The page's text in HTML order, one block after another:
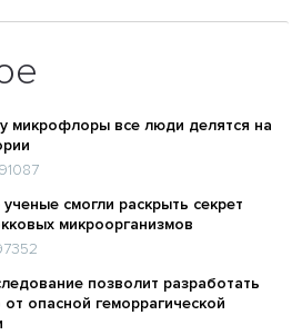
микрофлоры все люди делятся на
смогли раскрыть секрет
микроорганизмов
позволит разработать
от опасной геморрагической